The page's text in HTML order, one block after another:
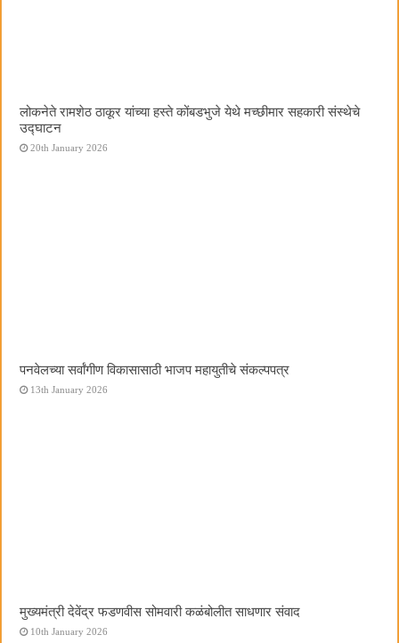
लोकनेते रामशेठ ठाकूर यांच्या हस्ते कोंबडभुजे येथे मच्छीमार सहकारी संस्थेचे
उद्घाटन
20th January 2026
पनवेलच्या सर्वांगीण विकासासाठी भाजप महायुतीचे संकल्पपत्र
13th January 2026
मुख्यमंत्री देवेंद्र फडणवीस सोमवारी कळंबोलीत साधणार संवाद
10th January 2026